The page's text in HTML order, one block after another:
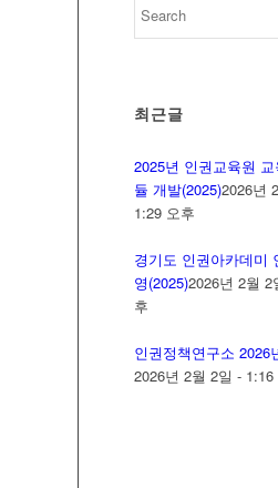
최근글
2025년 인권교육원
듈 개발(2025)2026년
1:29 오후
경기도 인권아카데미
영(2025)2026년 2월 2
후
인권정책연구소 2026
2026년 2월 2일 - 1:16